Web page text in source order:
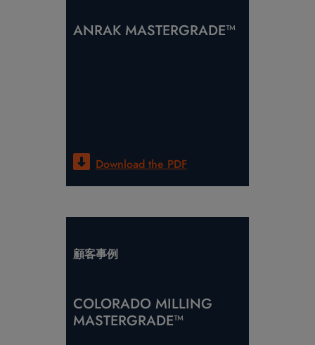
ANRAK MASTERGRADE™
Download the PDF
顧客事例
COLORADO MILLING
MASTERGRADE™